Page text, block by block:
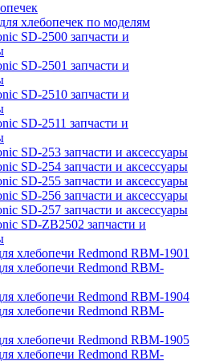
хлебопечек по моделям
SD-2500 запчасти и
SD-2501 запчасти и
SD-2510 запчасти и
SD-2511 запчасти и
SD-253 запчасти и аксессуары
SD-254 запчасти и аксессуары
SD-255 запчасти и аксессуары
SD-256 запчасти и аксессуары
SD-257 запчасти и аксессуары
SD-ZB2502 запчасти и
хлебопечи Redmond RBM-1901
хлебопечи Redmond RBM-
хлебопечи Redmond RBM-1904
хлебопечи Redmond RBM-
хлебопечи Redmond RBM-1905
хлебопечи Redmond RBM-